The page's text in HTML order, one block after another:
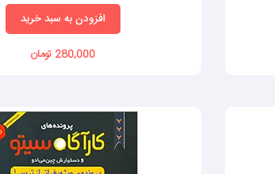
افزودن به سبد خرید
280,000 تومان